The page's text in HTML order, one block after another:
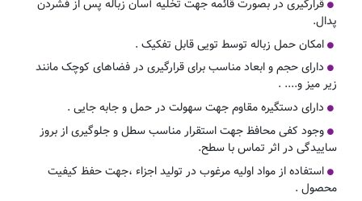
قرارگیری در بصورت قائمه جهت تخلیه آسان زباله پس از فشردن
پدال.
امکان حمل زباله توسط تویی قابل تفکیک .
دارای حجم و ابعاد مناسب برای قرارگیری در فضاهای کوچک مانند
زیر میز و.... .
دارای دستگیره مقاوم جهت سهولت در حمل و جابه جایی .
وجود کفی محافظ جهت استقرار مناسب سطل و جلوگیری از بروز
ساییدگی در اثر تماس با سطح.
استفاده از مواد اولیه مرغوب در تولید اجزاء ،جهت حفظ کیفیت
محصول .